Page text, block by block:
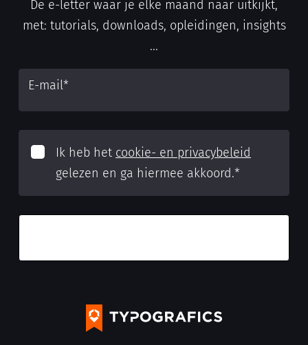
De e-letter waar je elke maand naar uitkijkt,
met: tutorials, downloads, opleidingen, insights
...
E-mail*
Ik heb het cookie- en privacybeleid
gelezen en ga hiermee akkoord.*